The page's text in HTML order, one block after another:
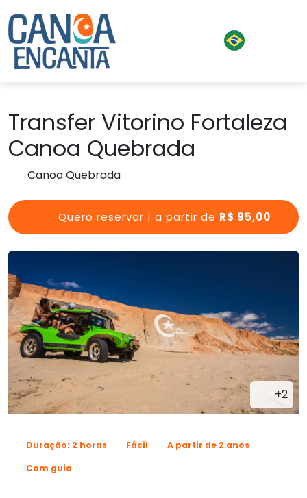
Transfer Vitorino Fortaleza
Canoa Quebrada
Canoa Quebrada
Quero reservar | a partir de R$ 95,00
+2
Duração: 2 horas Fácil
A partir de 2 anos
Com guia